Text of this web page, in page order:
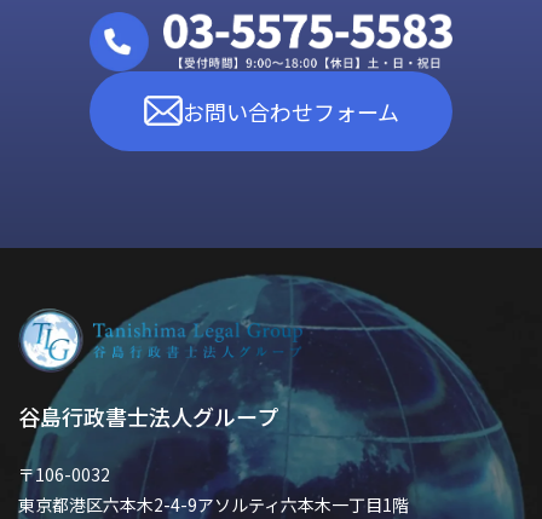
お問い合わせフォーム
谷島行政書士法人グループ
〒106-0032
東京都港区六本木2-4-9アソルティ六本木一丁目1階